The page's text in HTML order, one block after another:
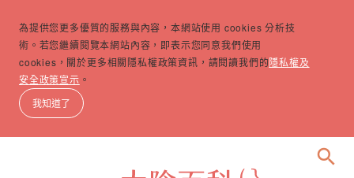
為提供您更多優質的服務與內容，本網站使用 cookies 分析技
術。若您繼續閱覽本網站內容，即表示您同意我們使用
cookies，關於更多相關隱私權政策資訊，請閱讀我們的隱私權及
安全政策宣示 。
我知道了
search